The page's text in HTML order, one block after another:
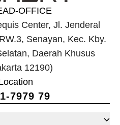
OFFICE
Center, Jl. Jenderal
Senayan, Kec. Kby.
Daerah Khusus
12190)
79